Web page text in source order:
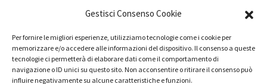
Gestisci Consenso Cookie
Per fornire le migliori esperienze, utilizziamo tecnologie come i cookie per
memorizzare e/o accedere alle informazioni del dispositivo. Il consenso a queste
tecnologie ci permetterà di elaborare dati come il comportamento di
navigazione o ID unici su questo sito. Non acconsentire o ritirare il consenso può
influire negativamente su alcune caratteristiche e funzioni.
TERMINI E CONDIZIONI
PRIVACY POLICY